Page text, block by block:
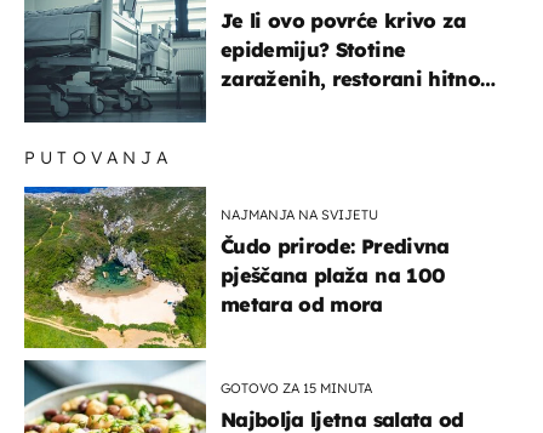
Je li ovo povrće krivo za
epidemiju? Stotine
zaraženih, restorani hitno
PUTOVANJA
NAJMANJA NA SVIJETU
Čudo prirode: Predivna
pješčana plaža na 100
metara od mora
GOTOVO ZA 15 MINUTA
Najbolja ljetna salata od